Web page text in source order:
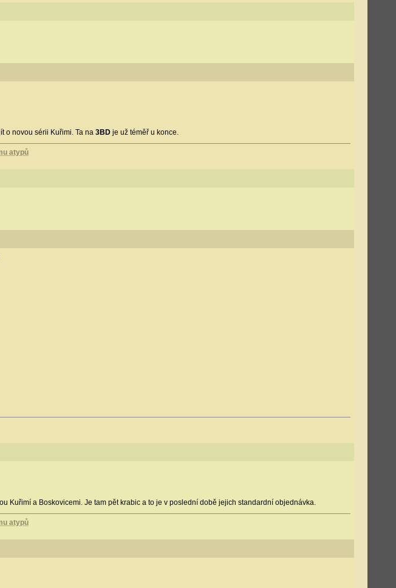
o novou sérii Kuřimi. Ta na 3BD je už téměř u konce.
atypů
Kuřimí a Boskovicemi. Je tam pět krabic a to je v poslední době jejich standardní objednávka.
atypů